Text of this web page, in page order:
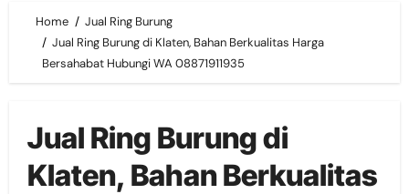
Home
Jual Ring Burung
Jual Ring Burung di Klaten, Bahan Berkualitas Harga
Bersahabat Hubungi WA 08871911935
Jual Ring Burung di
Klaten, Bahan Berkualitas